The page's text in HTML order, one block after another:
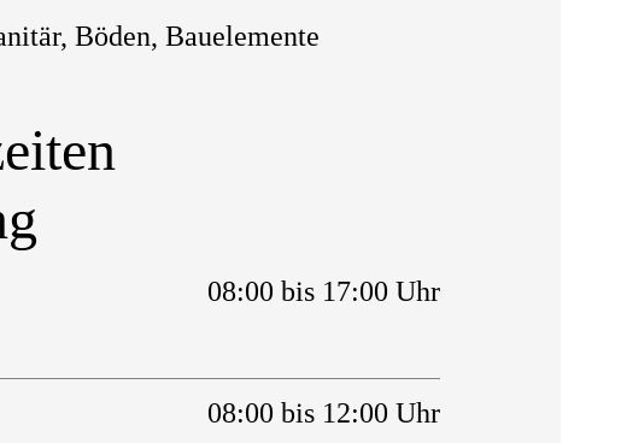
Böden, Bauelemente
08:00 bis 17:00 Uhr
08:00 bis 12:00 Uhr